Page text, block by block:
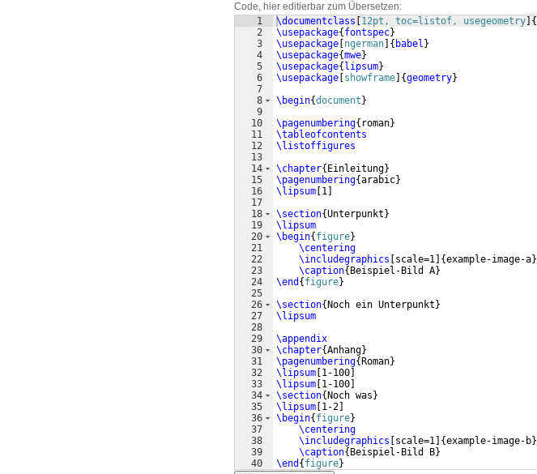
Code, hier editierbar zum Übersetzen:
1
2
3
4
5
6
7
8
9
10
11
12
13
14
15
16
17
18
19
20
21
22
23
24
25
26
27
28
29
30
31
32
33
34
35
36
37
38
39
40
\documentclass 12pt, toc=listof, usegeometry {
\usepackage{ fontspec}
\usepackage ngerman { babel }
\usepackage{mwe}
\usepackage{ lipsum}
\usepackage showframe {geometry}
\begin{document }
\pagenumbering{ roman}
\tableofcontents
\listoffigures
\chapter{ Einleitung}
\pagenumbering{arabic}
\lipsum 1
\section{Unterpunkt }
\lipsum
\begin{ figure}
\centering
\includegraphics
scale=1 {example-image-a}
\caption{ Beispiel-Bild A}
\end { figure}
\section{ Noch ein Unterpunkt }
\lipsum
\appendix
\chapter{Anhang}
\pagenumbering{ Roman}
\lipsum 1-100
\lipsum 1-100
\section{ Noch was }
\lipsum 1-2
\begin{ figure}
\centering
\includegraphics
scale=1 {example-image-b}
\caption{ Beispiel-Bild B}
\end { figure}